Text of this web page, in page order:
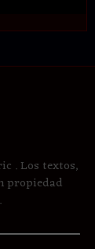
. Los textos,
propiedad